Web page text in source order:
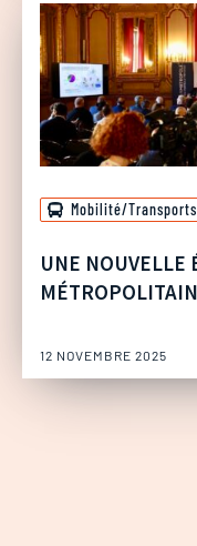
Mobilité/Transports
UNE NOUVELLE
12 NOVEMBRE 2025